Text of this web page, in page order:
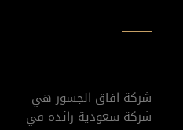
شركة افاق الجسور هي
شركة سعودية رائدة في